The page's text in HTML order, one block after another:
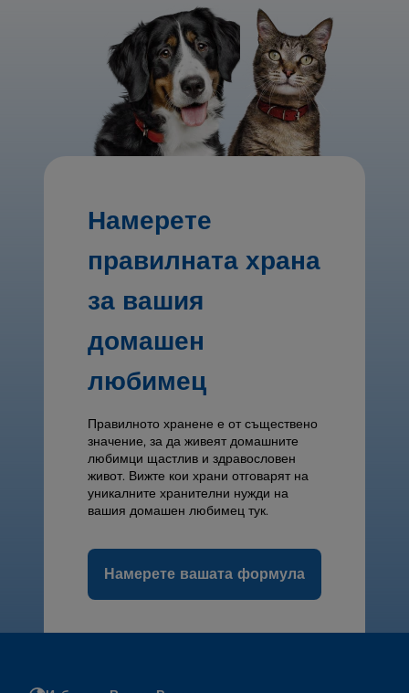
Намерете
правилната храна
за вашия
домашен
любимец
Правилното хранене е от съществено
значение, за да живеят домашните
любимци щастлив и здравословен
живот. Вижте кои храни отговарят на
уникалните хранителни нужди на
вашия домашен любимец тук.
Намерете вашата формула